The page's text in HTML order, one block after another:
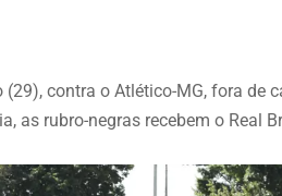
contra o Atlético-MG, fora de
as rubro-negras recebem o Real